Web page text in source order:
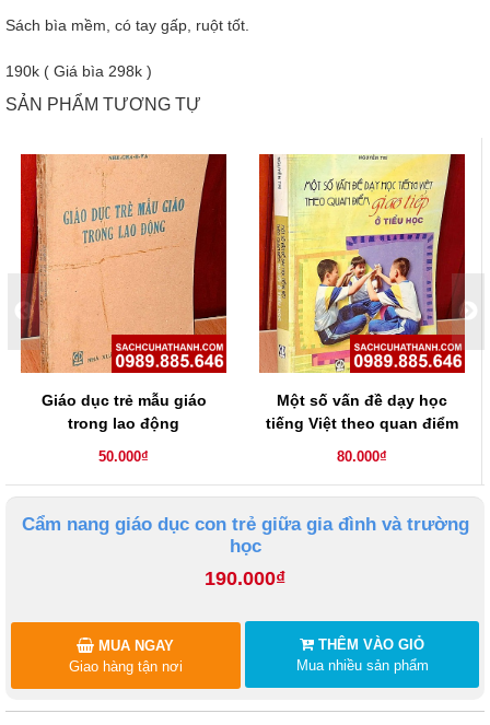
Sách bìa mềm, có tay gấp, ruột tốt.
190k ( Giá bìa 298k )
SẢN PHẨM TƯƠNG TỰ
Giáo dục trẻ mẫu giáo
trong lao động
50.000₫
Một số vấn đề dạy học
tiếng Việt theo quan điểm
giao tiếp ở tiểu học
80.000₫
Cẩm nang giáo dục con trẻ giữa gia đình và trường
học
190.000₫
THÊM VÀO GIỎ
Mua nhiều sản phẩm
MUA NGAY
Giao hàng tận nơi